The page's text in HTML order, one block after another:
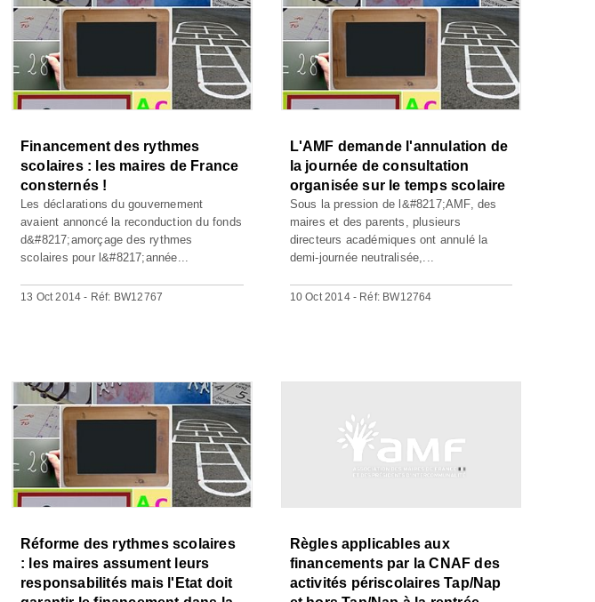
Financement des rythmes
scolaires : les maires de France
consternés !
Les déclarations du gouvernement
avaient annoncé la reconduction du fonds
d&#8217;amorçage des rythmes
scolaires pour l&#8217;année...
13 Oct 2014 - Réf: BW12767
L'AMF demande l'annulation de
la journée de consultation
organisée sur le temps scolaire
Sous la pression de l&#8217;AMF, des
maires et des parents, plusieurs
directeurs académiques ont annulé la
demi-journée neutralisée,...
10 Oct 2014 - Réf: BW12764
Réforme des rythmes scolaires
: les maires assument leurs
responsabilités mais l'Etat doit
Règles applicables aux
financements par la CNAF des
activités périscolaires Tap/Nap